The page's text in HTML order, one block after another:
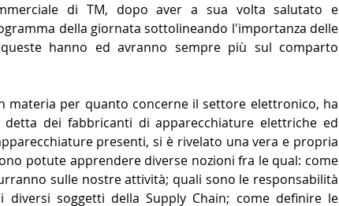
di TM, dopo aver a sua volta salutato e
della giornata sottolineando l'importanza delle
hanno ed avranno sempre più sul comparto
materia per quanto concerne il settore elettronico, ha
dei fabbricanti di apparecchiature elettriche ed
presenti, si è rivelato una vera e propria
potute apprendere diverse nozioni fra le qual: come
sulle nostre attività; quali sono le responsabilità
soggetti della Supply Chain; come definire le